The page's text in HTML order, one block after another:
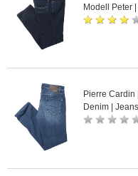
Modell Peter
Pierre Cardin
Denim |